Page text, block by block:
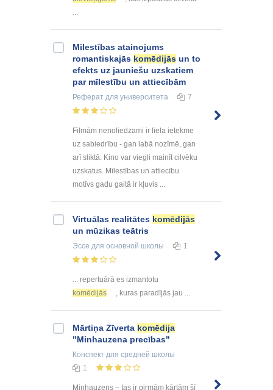
...
Mīlestības atainojums
romantiskajās komēdijās un to
efekts uz jauniešu uzskatiem
par mīlestību un attiecībām
Реферат для университета 7
Filmām nenoliedzami ir liela ietekme
uz sabiedrību - gan labā nozīmē, gan
arī sliktā. Kino var viegli mainīt cilvēku
uzskatus. Mīlestības un attiecību
motīvs gadu gaitā ir kļuvis ...
Virtuālas realitātes komēdijās
un mūzikas teātris
Эссе для основной школы 1
... repertuārā es izmantotu
komēdijās
, kuras paradījās jau ...
Mārtiņa Zīverta komēdija
"Minhauzena precības"
Конспект для средней школы
1
Minhauzens – tas ir pirmām kārtām šī